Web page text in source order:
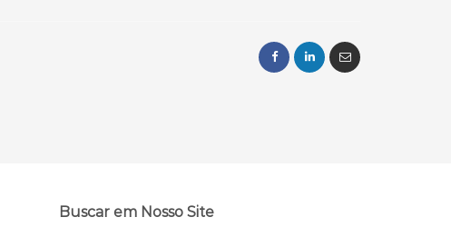
Buscar em Nosso Site